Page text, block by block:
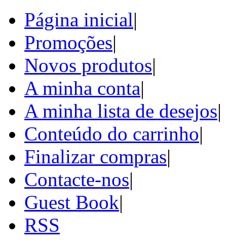
Página inicial|
Promoções|
Novos produtos|
A minha conta|
A minha lista de desejos|
Conteúdo do carrinho|
Finalizar compras|
Contacte-nos|
Guest Book|
RSS